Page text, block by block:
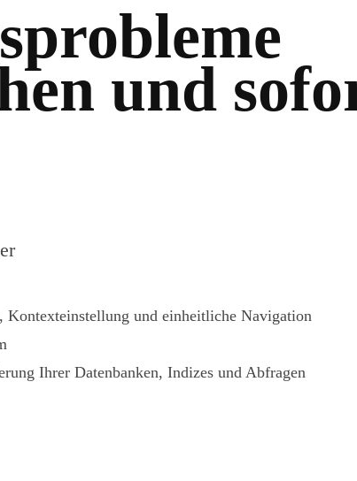
und
Kontexteinstellung und einheitliche Navigation
Ihrer Datenbanken, Indizes und Abfragen